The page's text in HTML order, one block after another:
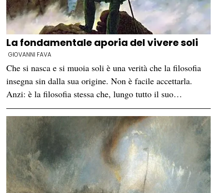
La fondamentale aporia del vivere soli
GIOVANNI FAVA
Che si nasca e si muoia soli è una verità che la filosofia
insegna sin dalla sua origine. Non è facile accettarla.
Anzi: è la filosofia stessa che, lungo tutto il suo…